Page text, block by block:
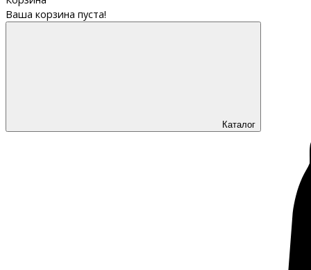
Ваша корзина пуста!
Каталог